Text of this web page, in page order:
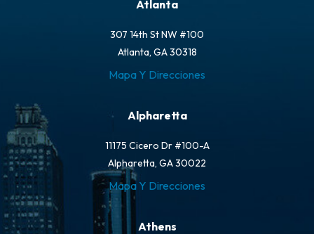
Atlanta
307 14th St NW #100
Atlanta, GA 30318
Mapa Y Direcciones
Alpharetta
11175 Cicero Dr #100-A
Alpharetta, GA 30022
Mapa Y Direcciones
Athens